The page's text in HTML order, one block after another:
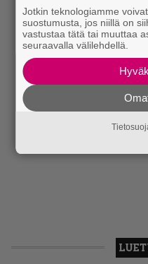
Jotkin teknologiamme
suostumusta, jos niillä on
vastustaa tätä tai muuttaa
seuraavalla välilehdellä.